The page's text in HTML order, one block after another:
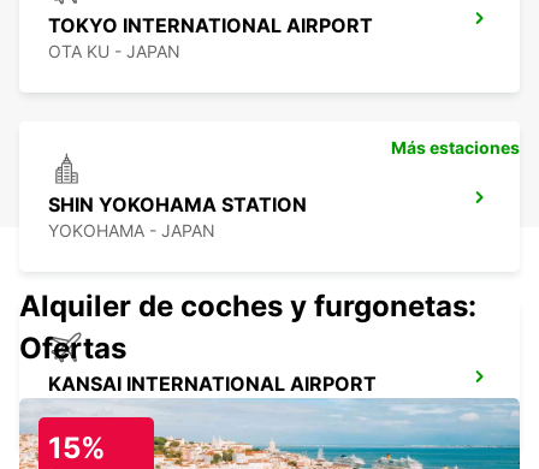
TOKYO INTERNATIONAL AIRPORT
OTA KU - JAPAN
SHIN YOKOHAMA STATION
YOKOHAMA - JAPAN
KANSAI INTERNATIONAL AIRPORT
IZUMISANO - JAPAN
Más estaciones
Alquiler de coches y furgonetas:
Ofertas
15%